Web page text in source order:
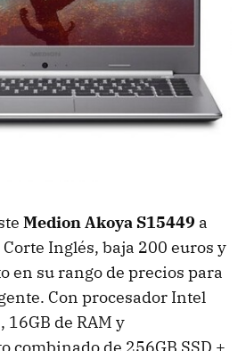
Medion Akoya S15449 a
Inglés, baja 200 euros y
en su rango de precios para
Con procesador Intel
16GB de RAM y